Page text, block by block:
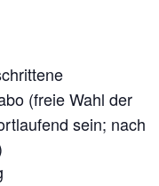
(freie Wahl der
sein; nach